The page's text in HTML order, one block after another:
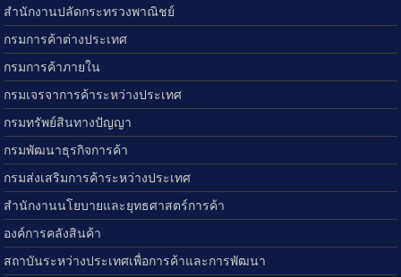
สำนักงานปลัดกระทรวงพาณิชย์
กรมการค้าต่างประเทศ
กรมการค้าภายใน
กรมเจรจาการค้าระหว่างประเทศ
กรมทรัพย์สินทางปัญญา
กรมพัฒนาธุรกิจการค้า
กรมส่งเสริมการค้าระหว่างประเทศ
สำนักงานนโยบายและยุทธศาสตร์การค้า
องค์การคลังสินค้า
สถาบันระหว่างประเทศเพื่อการค้าและการพัฒนา